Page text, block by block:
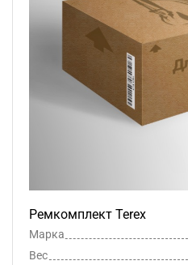
Ремкомплект Terex
Марка
Вес